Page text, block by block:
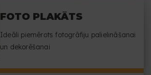
FOTO PLAKĀTS
Ideāli piemērots fotogrāfiju palielināšanai
un dekorēšanai